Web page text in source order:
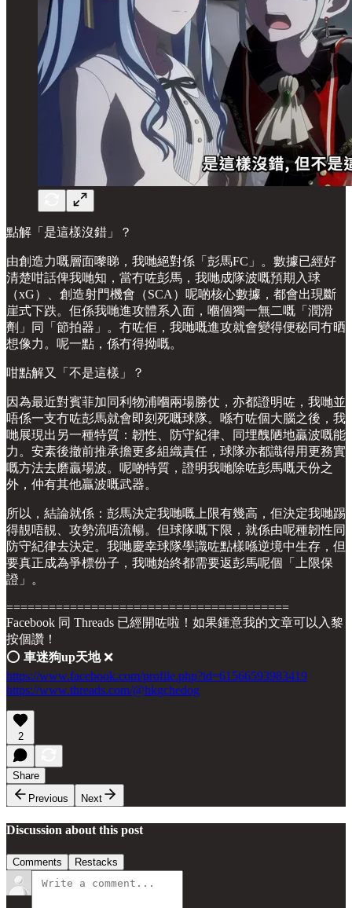
點解「是這樣沒錯」？
由創造力嘅層面嚟睇，我哋絕對係「彭馬FC」。數據已經好
清楚咁話俾我哋知，當冇咗彭馬，我哋成隊波嘅預期入球
（xG）、創造射門機會（SCA）呢啲核心數據，都會出現斷
崖式下跌。佢係我哋進攻體系入面，嗰個獨一無二嘅「潤滑
劑」同「節拍器」。冇咗佢，我哋嘅進攻就會變得便秘同冇晒
想像力。呢一點，係冇得拗嘅。
咁點解又「不是這樣」？
因為最近對賓菲加同利物浦嗰兩場勝仗，亦都證明咗，我哋並
唔係一支冇咗彭馬就會即刻死嘅球隊。喺冇咗個大腦之後，我
哋展現出另一種特質：韌性、防守紀律、同埋醜陋地贏波嘅能
力。安素後撤前推承擔更多組織責任，球隊亦都識得用更務實
嘅方法去磨贏場波。呢啲特質，證明我哋除咗彭馬嘅天份之
外，仲有其他贏波嘅武器。
所以，結論就係：彭馬決定我哋嘅上限有幾高，佢決定我哋踢
得靚唔靚、攻勢流唔流暢。但球隊嘅下限，就係由呢種韌性同
防守紀律去決定。我哋慶幸球隊學識咗點樣喺逆境中生存，但
要真正成為爭標份子，我哋始終都需要返彭馬呢個「上限保
證」。
========================================
Facebook 同 Threads 已經開咗啦！如果鍾意我的文章可以入黎
按個讚！
⭕️ 車迷狗up天地❌
https://www.facebook.com/profile.php?id=61566593983419
https://www.threads.com/@hkgchedog
2
Share
Previous
Next
Discussion about this post
Comments Restacks